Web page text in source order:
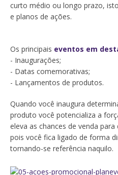
curto médio ou longo prazo,
e planos de ações.
Os principais eventos em
- Inaugurações;
- Datas comemorativas;
- Lançamentos de produtos.
Quando você inaugura
produto você potencializa a
eleva as chances de venda
pois você fica ligado de forma
tornando-se referência naquilo.